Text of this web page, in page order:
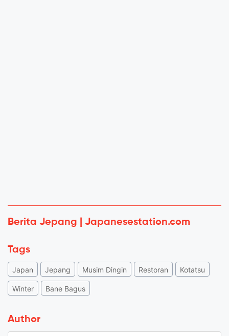
Berita Jepang | Japanesestation.com
Tags
Japan Jepang Musim Dingin Restoran Kotatsu
Winter Bane Bagus
Author